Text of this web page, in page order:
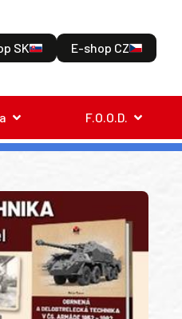
SK E-shop CZ
F.O.O.D.